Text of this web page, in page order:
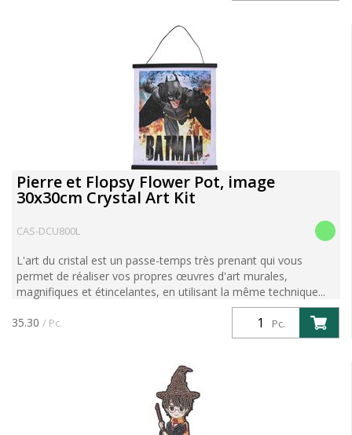
Pierre et Flopsy Flower Pot, image
30x30cm Crystal Art Kit
CAS-DCU800L
L'art du cristal est un passe-temps très prenant qui vous
permet de réaliser vos propres œuvres d'art murales,
magnifiques et étincelantes, en utilisant la même technique...
Pc.
35.30 / Pc.